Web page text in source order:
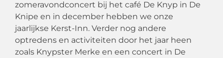
zomeravondconcert bij het café De Knyp in De
Knipe en in december hebben we onze
jaarlijkse Kerst-Inn. Verder nog andere
optredens en activiteiten door het jaar heen
zoals Knypster Merke en een concert in De